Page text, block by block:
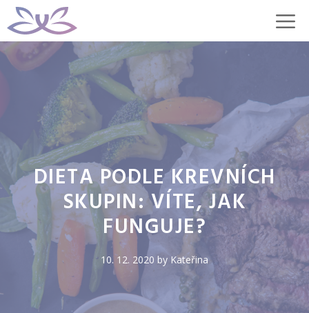
Přeskočit
na
obsah
DIETA PODLE KREVNÍCH
SKUPIN: VÍTE, JAK
FUNGUJE?
10. 12. 2020 by Kateřina